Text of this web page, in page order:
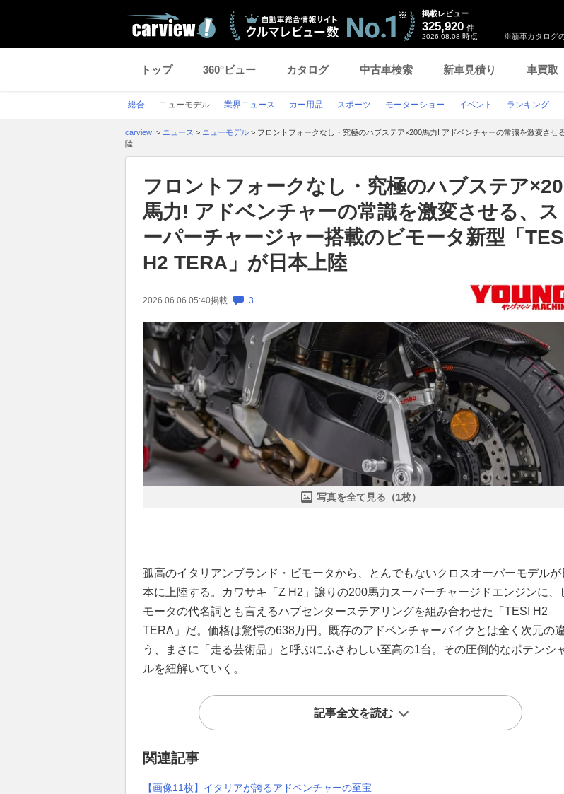
※新車カタログ
掲載レビュー
325,920 件
2026.08.08 時点
トップ 360°ビュー カタログ 中古車検索 新車見積り 車買取
総合 ニューモデル 業界ニュース カー用品 スポーツ モーターショー イベント ランキング
carview! > ニュース > ニューモデル > フロントフォークなし・究極のハブステア×200馬力! アドベンチャーの常識を激変さ
陸
フロントフォークなし・究極のハブステア
馬力! アドベンチャーの常識を激変させる、ス
ーパーチャージャー搭載のビモータ新型「
H2 TERA」が日本上陸
2026.06.06 05:40掲載 3
写真を全て見る（1枚）
孤高のイタリアンブランド・ビモータから、とんでもないクロスオーバーモデルが
本に上陸する。カワサキ「Z H2」譲りの200馬力スーパーチャージドエンジンに、
モータの代名詞とも言えるハブセンターステアリングを組み合わせた「TESI H2
TERA」だ。価格は驚愕の638万円。既存のアドベンチャーバイクとは全く次元の
う、まさに「走る芸術品」と呼ぶにふさわしい至高の1台。その圧倒的なポテンシ
ルを紐解いていく。
記事全文を読む
関連記事
【画像11枚】イタリアが誇るアドベンチャーの至宝